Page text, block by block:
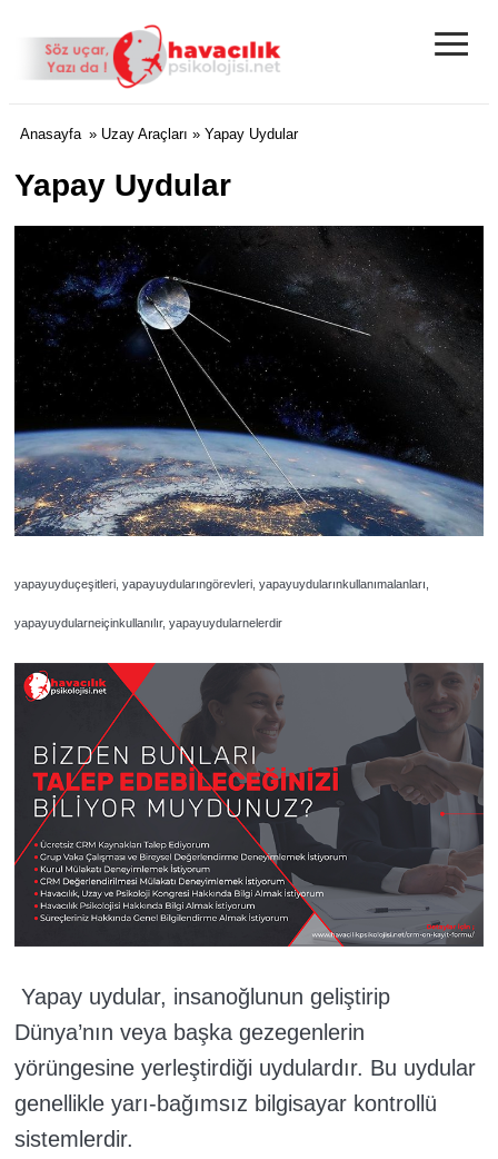
≡
Anasayfa » Uzay Araçları » Yapay Uydular
Yapay Uydular
yapayuyduçeşitleri, yapayuydularıngörevleri, yapayuydularınkullanımalanları,
yapayuydularneiçinkullanılır, yapayuydularnelerdir
Yapay uydular, insanoğlunun geliştirip
Dünya’nın veya başka gezegenlerin
yörüngesine yerleştirdiği uydulardır. Bu uydular
genellikle yarı-bağımsız bilgisayar kontrollü
sistemlerdir.